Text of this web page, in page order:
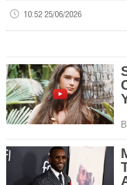
10:52 25/06/2026